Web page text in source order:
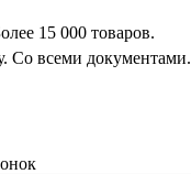
15 000 товаров.
Со всеми документами.